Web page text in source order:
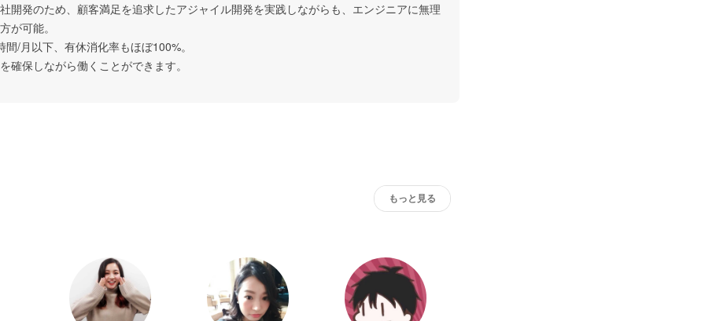
開発のため、顧客満足を追求したアジャイル開発を実践しながらも、エンジニアに無理
が可能。
/月以下、有休消化率もほぼ100%。
確保しながら働くことができます。
もっと見る